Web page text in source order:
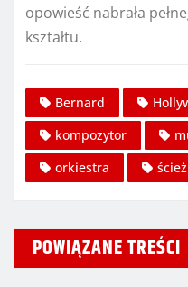
opowieść nabrała
kształtu.
Bernard
kompozytor
orkiestra
POWIĄZANE TREŚCI